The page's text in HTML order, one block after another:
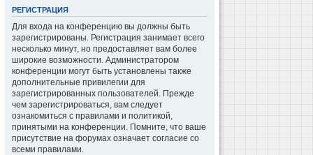
РЕГИСТРАЦИЯ
Для входа на конференцию вы должны быть
зарегистрированы. Регистрация занимает всего
несколько минут, но предоставляет вам более
широкие возможности. Администратором
конференции могут быть установлены также
дополнительные привилегии для
зарегистрированных пользователей. Прежде
чем зарегистрироваться, вам следует
ознакомиться с правилами и политикой,
принятыми на конференции. Помните, что ваше
присутствие на форумах означает согласие со
всеми правилами.